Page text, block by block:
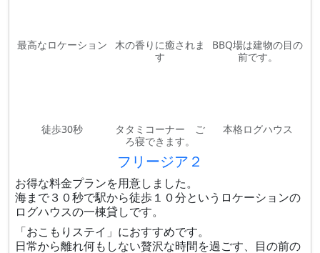
最高なロケーション
木の香りに癒されま
す
BBQ場は建物の目の
前です。
徒歩30秒
タタミコーナー ご
ろ寝できます。
本格ログハウス
フリージア２
お得な料金プランを用意しました。
海まで３０秒で駅から徒歩１０分というロケーションの
ログハウスの一棟貸しです。
「おこもりステイ」におすすめです。
日常から離れ何もしない贅沢な時間を過ごす、目の前の